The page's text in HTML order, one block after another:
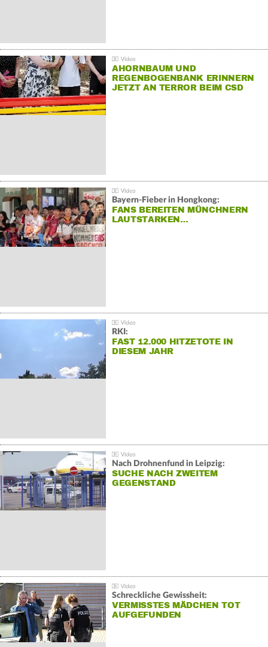
AHORNBAUM UND
REGENBOGENBANK ERINNERN
JETZT AN TERROR BEIM CSD
Bayern-Fieber in Hongkong:
FANS BEREITEN MÜNCHNERN
LAUTSTARKEN…
RKI:
FAST 12.000 HITZETOTE IN
DIESEM JAHR
Nach Drohnenfund in Leipzig:
SUCHE NACH ZWEITEM
GEGENSTAND
Schreckliche Gewissheit:
VERMISSTES MÄDCHEN TOT
AUFGEFUNDEN